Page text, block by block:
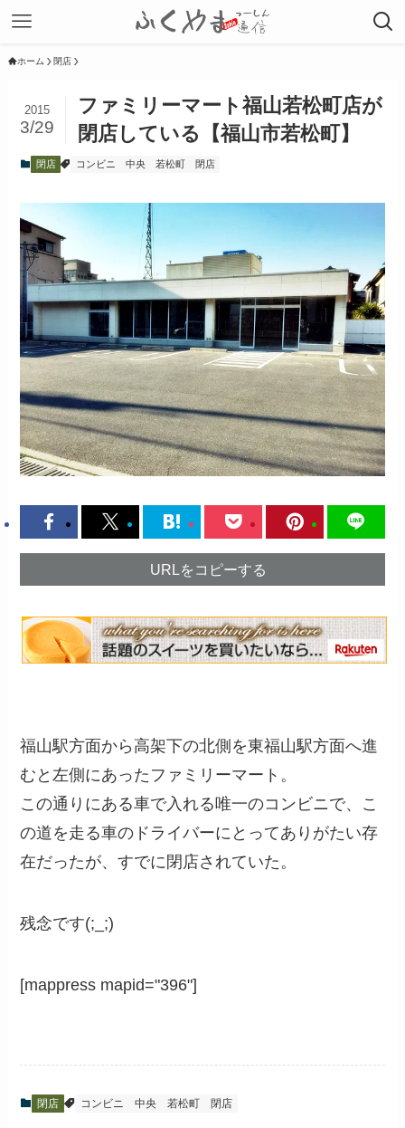
ホーム 閉店
ファミリーマート福山若松町店が
閉店している【福山市若松町】
2015
3/29
閉店 コンビニ 中央 若松町 閉店
URLをコピーする
福山駅方面から高架下の北側を東福山駅方面へ進
むと左側にあったファミリーマート。
この通りにある車で入れる唯一のコンビニで、こ
の道を走る車のドライバーにとってありがたい存
在だったが、すでに閉店されていた。
残念です(;_;)
[mappress mapid="396"]
閉店 コンビニ 中央 若松町 閉店